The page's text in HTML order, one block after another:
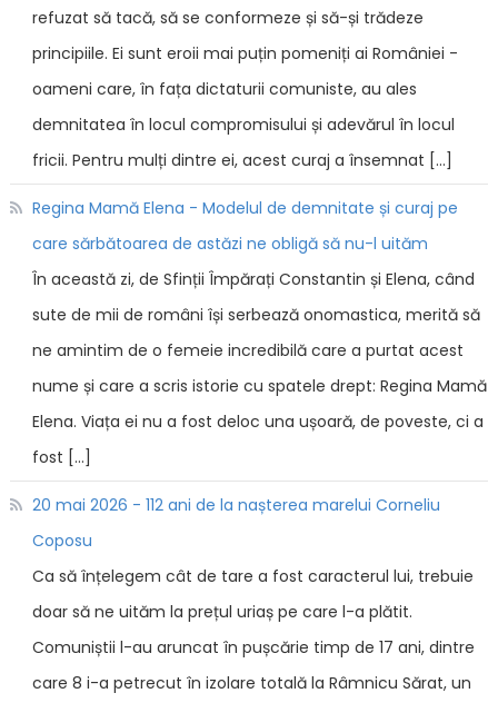
refuzat să tacă, să se conformeze și să-și trădeze
principiile. Ei sunt eroii mai puțin pomeniți ai României -
oameni care, în fața dictaturii comuniste, au ales
demnitatea în locul compromisului și adevărul în locul
fricii. Pentru mulți dintre ei, acest curaj a însemnat […]
Regina Mamă Elena - Modelul de demnitate și curaj pe
care sărbătoarea de astăzi ne obligă să nu-l uităm
În această zi, de Sfinții Împărați Constantin și Elena, când
sute de mii de români își serbează onomastica, merită să
ne amintim de o femeie incredibilă care a purtat acest
nume și care a scris istorie cu spatele drept: Regina Mamă
Elena. Viața ei nu a fost deloc una ușoară, de poveste, ci a
fost […]
20 mai 2026 - 112 ani de la nașterea marelui Corneliu
Coposu
Ca să înțelegem cât de tare a fost caracterul lui, trebuie
doar să ne uităm la prețul uriaș pe care l-a plătit.
Comuniștii l-au aruncat în pușcărie timp de 17 ani, dintre
care 8 i-a petrecut în izolare totală la Râmnicu Sărat, un